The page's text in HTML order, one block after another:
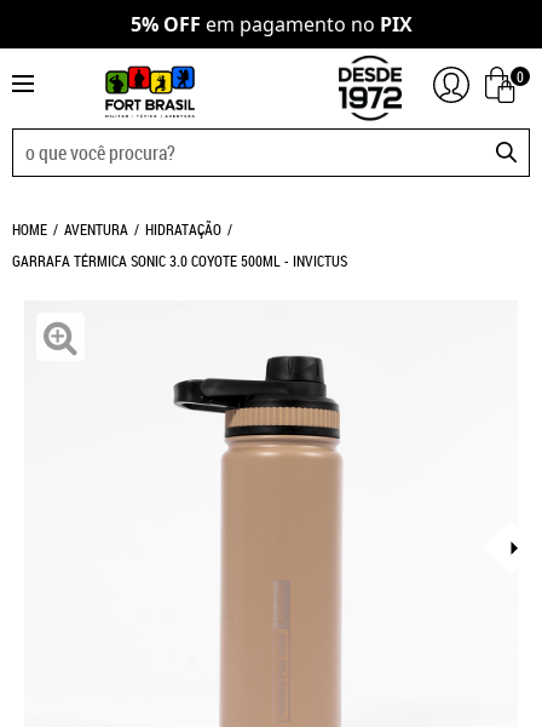
5% OFF em pagamento no PIX
0
HOME AVENTURA
HIDRATAÇÃO
GARRAFA TÉRMICA SONIC 3.0 COYOTE 500ML - INVICTUS